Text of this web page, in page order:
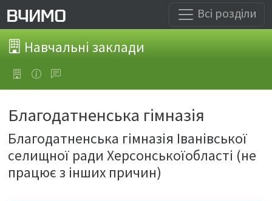
Всі розділи
Навчальні заклади
Благодатненська гімназія
Благодатненська гімназія Іванівської
селищної ради Херсонськоїобласті (не
працює з інших причин)